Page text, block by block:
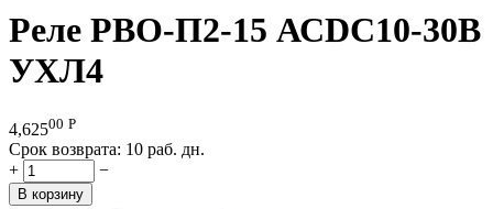
Реле РВО-П2-15 АСDC10-30В
УХЛ4
4,62500 Р
Срок возврата: 10 раб. дн.
+
−
В корзину